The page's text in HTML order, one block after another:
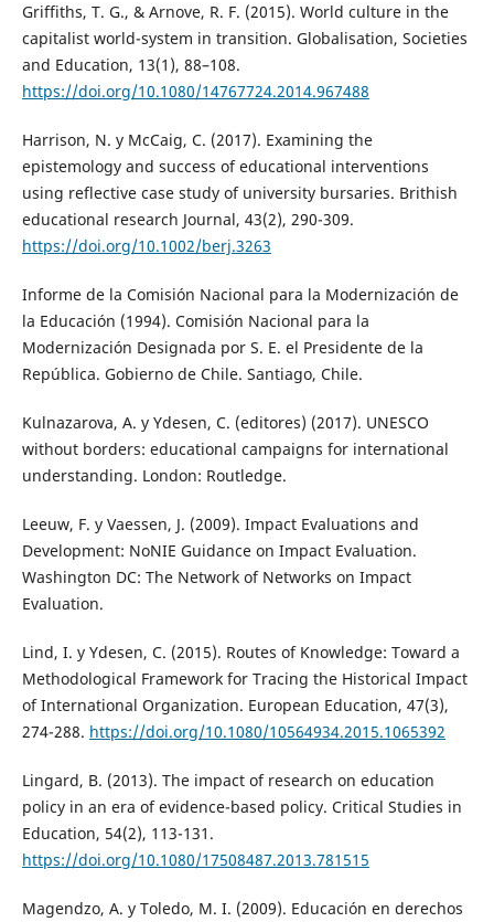
Griffiths, T. G., & Arnove, R. F. (2015). World culture in the
capitalist world-system in transition. Globalisation, Societies
and Education, 13(1), 88–108.
https://doi.org/10.1080/14767724.2014.967488
Harrison, N. y McCaig, C. (2017). Examining the
epistemology and success of educational interventions
using reflective case study of university bursaries. Brithish
educational research Journal, 43(2), 290-309.
https://doi.org/10.1002/berj.3263
Informe de la Comisión Nacional para la Modernización de
la Educación (1994). Comisión Nacional para la
Modernización Designada por S. E. el Presidente de la
República. Gobierno de Chile. Santiago, Chile.
Kulnazarova, A. y Ydesen, C. (editores) (2017). UNESCO
without borders: educational campaigns for international
understanding. London: Routledge.
Leeuw, F. y Vaessen, J. (2009). Impact Evaluations and
Development: NoNIE Guidance on Impact Evaluation.
Washington DC: The Network of Networks on Impact
Evaluation.
Lind, I. y Ydesen, C. (2015). Routes of Knowledge: Toward a
Methodological Framework for Tracing the Historical Impact
of International Organization. European Education, 47(3),
274-288. https://doi.org/10.1080/10564934.2015.1065392
Lingard, B. (2013). The impact of research on education
policy in an era of evidence-based policy. Critical Studies in
Education, 54(2), 113-131.
https://doi.org/10.1080/17508487.2013.781515
Magendzo, A. y Toledo, M. I. (2009). Educación en derechos